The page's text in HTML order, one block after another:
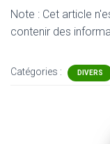
Note : Cet article
contenir des
Catégories : DIVERS